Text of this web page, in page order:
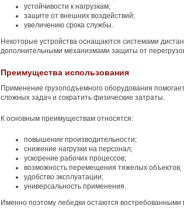
устойчивости к нагрузкам;
защите от внешних воздействий;
увеличению срока службы.
Некоторые устройства оснащаются системами
дополнительными механизмами защиты от
Преимущества использования
Применение грузоподъемного оборудования
сложных задач и сократить физические затраты.
К основным преимуществам относятся:
повышение производительности;
снижение нагрузки на персонал;
ускорение рабочих процессов;
возможность перемещения тяжелых объектов;
удобство эксплуатации;
универсальность применения.
Именно поэтому лебедки остаются